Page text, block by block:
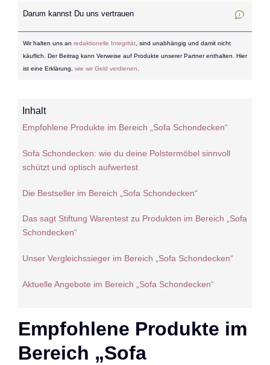
Darum kannst Du uns vertrauen
Wir halten uns an redaktionelle Integrität, sind unabhängig und damit nicht
käuflich. Der Beitrag kann Verweise auf Produkte unserer Partner enthalten. Hier
ist eine Erklärung, wie wir Geld verdienen
Inhalt
Empfohlene Produkte im Bereich „Sofa Schondecken“
Sofa Schondecken: wie du deine Polstermöbel sinnvoll
schützt und optisch aufwertest
Die Bestseller im Bereich „Sofa Schondecken“
Das sagt Stiftung Warentest zu Produkten im Bereich „Sofa
Schondecken“
Unser Vergleichssieger im Bereich „Sofa Schondecken“
Aktuelle Angebote im Bereich „Sofa Schondecken“
Empfohlene Produkte im
Bereich „Sofa